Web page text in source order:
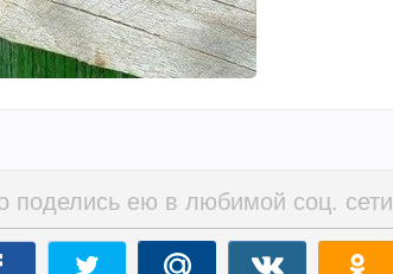
поделись ею в любимой соц. сети